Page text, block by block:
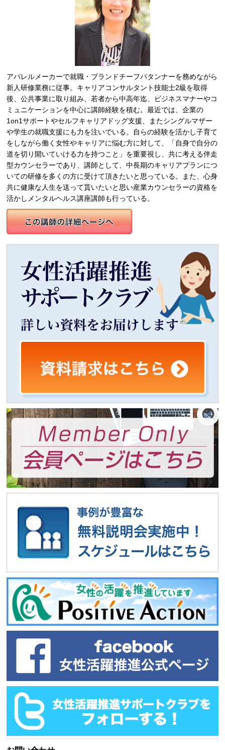
アパレルメーカーで就職・ブランドチーフパタンナーを務めながら
新人研修業務に従事。キャリアコンサルタント技能士2級を取得
後、公共事業に取り組み、若者から中高年迄、ビジネスマナーやコ
ミュニケーションを中心に講師経験を積む。最近では、企業の
1on1サポートやセルフキャリアドッグ支援、またシングルマザー
や学生の就職支援にも力を注いでいる。自らの経験を活かし子育て
をしながら働く女性やキャリアに悩む方に対して、「自身で自分の
道を切り開いていける力を持つこと」を重要視し、共に考える伴走
型カウンセラーであり、講師として、中長期のキャリアプランにつ
いての研修を多くの方に受けて頂きたいと思っている。また、心身
共に健康な人生を送って貰いたいと思い産業カウンセラーの資格を
活かしメンタルヘルス講座講師も行っている。